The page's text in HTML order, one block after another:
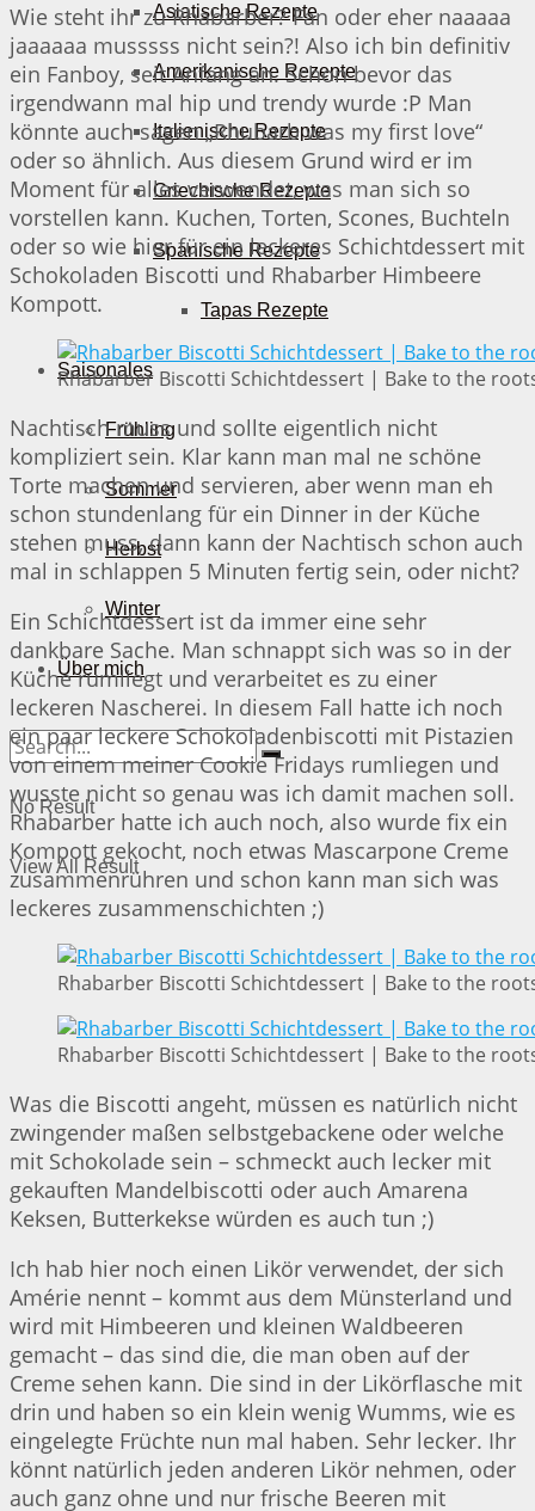
Asiatische Rezepte
Amerikanische Rezepte
Italienische Rezepte
Griechische Rezepte
Spanische Rezepte
Tapas Rezepte
Saisonales
Frühling
Sommer
Herbst
Winter
Über mich
No Result
View All Result
Wie steht ihr zu Rhabarber? Fan oder eher naaaaa
jaaaaaa musssss nicht sein?! Also ich bin definitiv
ein Fanboy, seit Anfang an. Schon bevor das
irgendwann mal hip und trendy wurde :P Man
könnte auch sagen „Rhubarb was my first love“
oder so ähnlich. Aus diesem Grund wird er im
Moment für alles verwendet, was man sich so
vorstellen kann. Kuchen, Torten, Scones, Buchteln
oder so wie hier für ein leckeres Schichtdessert mit
Schokoladen Biscotti und Rhabarber Himbeere
Kompott.
Rhabarber Biscotti Schichtdessert | Bake to the
Nachtisch muss und sollte eigentlich nicht
kompliziert sein. Klar kann man mal ne schöne
Torte machen und servieren, aber wenn man eh
schon stundenlang für ein Dinner in der Küche
stehen muss, dann kann der Nachtisch schon auch
mal in schlappen 5 Minuten fertig sein, oder nicht?
Ein Schichtdessert ist da immer eine sehr
dankbare Sache. Man schnappt sich was so in der
Küche rumliegt und verarbeitet es zu einer
leckeren Nascherei. In diesem Fall hatte ich noch
ein paar leckere Schokoladenbiscotti mit Pistazien
von einem meiner Cookie Fridays rumliegen und
wusste nicht so genau was ich damit machen soll.
Rhabarber hatte ich auch noch, also wurde fix ein
Kompott gekocht, noch etwas Mascarpone Creme
zusammenrühren und schon kann man sich was
leckeres zusammenschichten ;)
Rhabarber Biscotti Schichtdessert | Bake to the
Rhabarber Biscotti Schichtdessert | Bake to the
Was die Biscotti angeht, müssen es natürlich nicht
zwingender maßen selbstgebackene oder welche
mit Schokolade sein – schmeckt auch lecker mit
gekauften Mandelbiscotti oder auch Amarena
Keksen, Butterkekse würden es auch tun ;)
Ich hab hier noch einen Likör verwendet, der sich
Amérie nennt – kommt aus dem Münsterland und
wird mit Himbeeren und kleinen Waldbeeren
gemacht – das sind die, die man oben auf der
Creme sehen kann. Die sind in der Likörflasche mit
drin und haben so ein klein wenig Wumms, wie es
eingelegte Früchte nun mal haben. Sehr lecker. Ihr
könnt natürlich jeden anderen Likör nehmen, oder
auch ganz ohne und nur frische Beeren mit